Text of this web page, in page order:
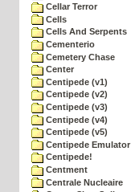
Cellar Terror
Cells
Cells And Serpents
Cementerio
Cemetery Chase
Center
Centipede (v1)
Centipede (v2)
Centipede (v3)
Centipede (v4)
Centipede (v5)
Centipede Emulator
Centipede!
Centment
Centrale Nucleaire